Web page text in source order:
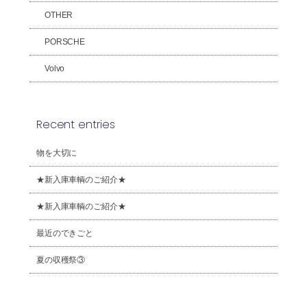
OTHER
PORSCHE
Volvo
Recent entries
物を大切に
★新入庫車輌のご紹介★
★新入庫車輌のご紹介★
最近のできごと
夏の収穫祭③